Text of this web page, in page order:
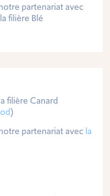
partenariat avec
filière Blé
filière Canard
)
partenariat avec la